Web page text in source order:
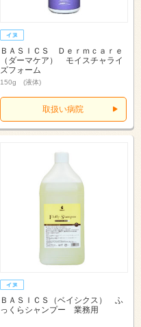
ＢＡＳＩＣＳ Ｄｅｒｍｃａｒｅ
（ダーマケア） モイスチャライ
ズフォーム
150g (液体)
取扱い病院
ＢＡＳＩＣＳ（ベイシクス） ふ
っくらシャンプー 業務用